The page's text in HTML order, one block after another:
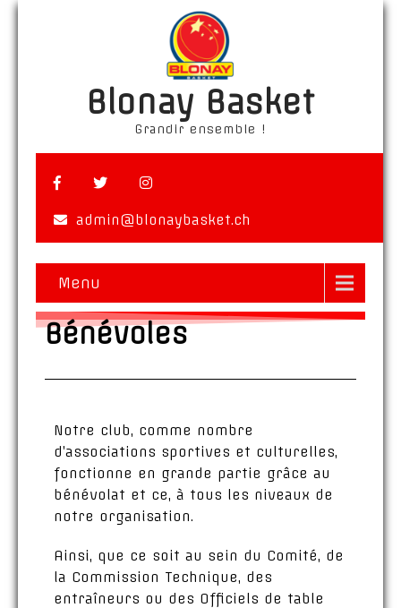
Blonay Basket
Grandir ensemble !
admin@blonaybasket.ch
Menu
Bénévoles
Notre club, comme nombre
d’associations sportives et culturelles,
fonctionne en grande partie grâce au
bénévolat et ce, à tous les niveaux de
notre organisation.
Ainsi, que ce soit au sein du Comité, de
la Commission Technique, des
entraîneurs ou des Officiels de table